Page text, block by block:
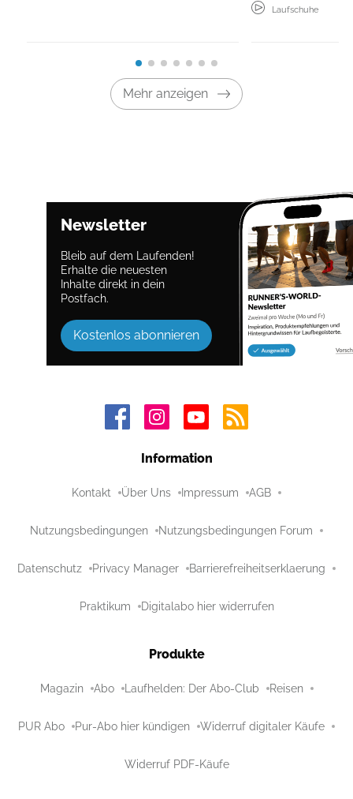
Laufschuhe
Mehr anzeigen
Newsletter
Bleib auf dem Laufenden!
Erhalte die neuesten
Inhalte direkt in dein
Postfach.
Kostenlos abonnieren
Information
Kontakt Über Uns Impressum AGB
Nutzungsbedingungen Nutzungsbedingungen Forum
Datenschutz Privacy Manager Barrierefreiheitserklaerung
Praktikum Digitalabo hier widerrufen
Produkte
Magazin Abo Laufhelden: Der Abo-Club Reisen
PUR Abo Pur-Abo hier kündigen Widerruf digitaler Käufe
Widerruf PDF-Käufe